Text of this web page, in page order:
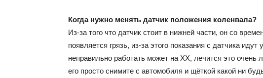
Когда нужно менять датчик положения коленвала?
Из-за того что датчик стоит в нижней части, он со
появляется грязь, из-за этого показания с датчика
неправильно работать может на ХХ, лечится это очень
его просто снимите с автомобиля и щёткой какой ни